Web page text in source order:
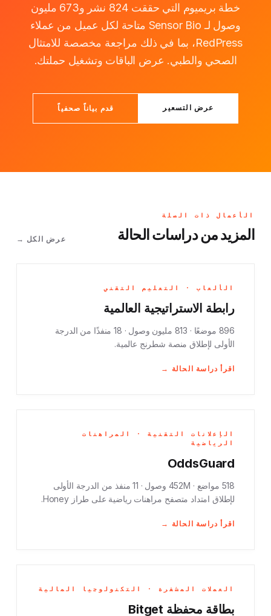
خطة بريميوم التي حققت 824 نشر و673 مليون
وصول لـ Sensor Bio متاحة لكل عميل من عملاء
RedPress، بما في ذلك مراجعة مخصصة للامتثال
الصحي والطبي. عرض الباقات وتشغيل حملتك.
عرض التسعير قدم بياناً صحفياً
الأعمال ذات الصلة
المزيد من دراسات الحالة عرض الكل →
الألعاب · التعليم التقني
رابطة الاستراتيجية العالمية
896 موضعًا · 813 مليون وصول · 18 منفذًا من الدرجة
الأولى لإطلاق منصة شطرنج عالمية.
اقرأ دراسة الحالة →
الإعلانات التقنية · المراهنات
الرياضية
OddsGuard
518 مواضع · 452M وصول · 11 منفذ من الدرجة الأولى
لإطلاق امتداد متصفح مراهنات رياضية على طراز Honey.
اقرأ دراسة الحالة →
العملات المشفرة · التكنولوجيا المالية
بطاقة محفظة Bitget